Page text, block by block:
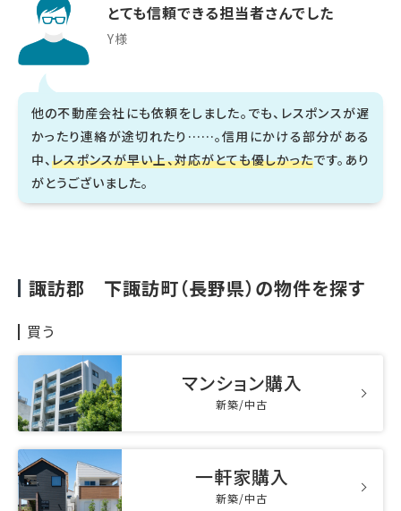
とても信頼できる担当者さんでした
Y様
他の不動産会社にも依頼をしました。でも、レスポンスが遅
かったり連絡が途切れたり……。信用にかける部分がある
中、レスポンスが早い上、対応がとても優しかったです。あり
がとうございました。
諏訪郡 下諏訪町（長野県）の物件を探す
買う
マンション購入
新築/中古
一軒家購入
新築/中古